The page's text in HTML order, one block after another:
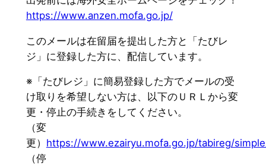
https://www.anzen.mofa.go.jp/
このメールは在留届を提出した方と「たびレ
ジ」に登録した方に、配信しています。
※「たびレジ」に簡易登録した方でメールの受
け取りを希望しない方は、以下のＵＲＬから変
更・停止の手続きをしてください。
（変
更） https://www.ezairyu.mofa.go.jp/tabireg/
（停